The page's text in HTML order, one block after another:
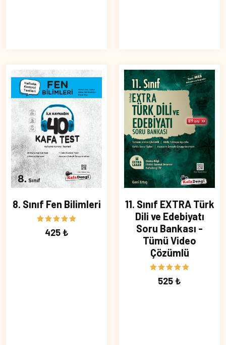
8. Sınıf Fen Bilimleri
425 ₺
11. Sınıf EXTRA Türk
Dili ve Edebiyatı
Soru Bankası -
Tümü Video
Çözümlü
525 ₺